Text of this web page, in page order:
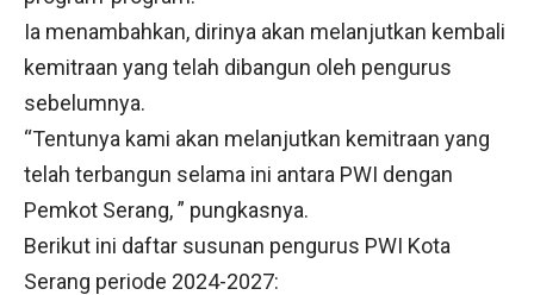
Ia menambahkan, dirinya akan melanjutkan kembali
kemitraan yang telah dibangun oleh pengurus
sebelumnya.
“Tentunya kami akan melanjutkan kemitraan yang
telah terbangun selama ini antara PWI dengan
Pemkot Serang, ” pungkasnya.
Berikut ini daftar susunan pengurus PWI Kota
Serang periode 2024-2027: